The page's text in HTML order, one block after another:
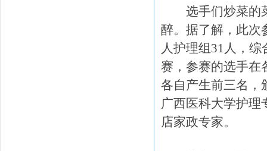
选手们炒菜的菜
醉。据了解，此次
人护理组31人，
赛，参赛的选手在
各自产生前三名，
广西医科大学护理
店家政专家。